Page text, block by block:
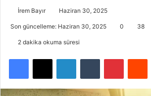
İrem Bayır Haziran 30, 2025
Son güncelleme: Haziran 30, 2025 0 38
2 dakika okuma süresi
Facebook
X LinkedInTumblr Pinterest